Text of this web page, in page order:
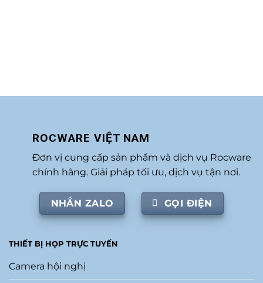
ROCWARE VIỆT NAM
Đơn vị cung cấp sản phẩm và dịch vụ Rocware
chính hãng. Giải pháp tối ưu, dịch vụ tận nơi.
NHẮN ZALO GỌI ĐIỆN
THIẾT BỊ HỌP TRỰC TUYẾN
Camera hội nghị